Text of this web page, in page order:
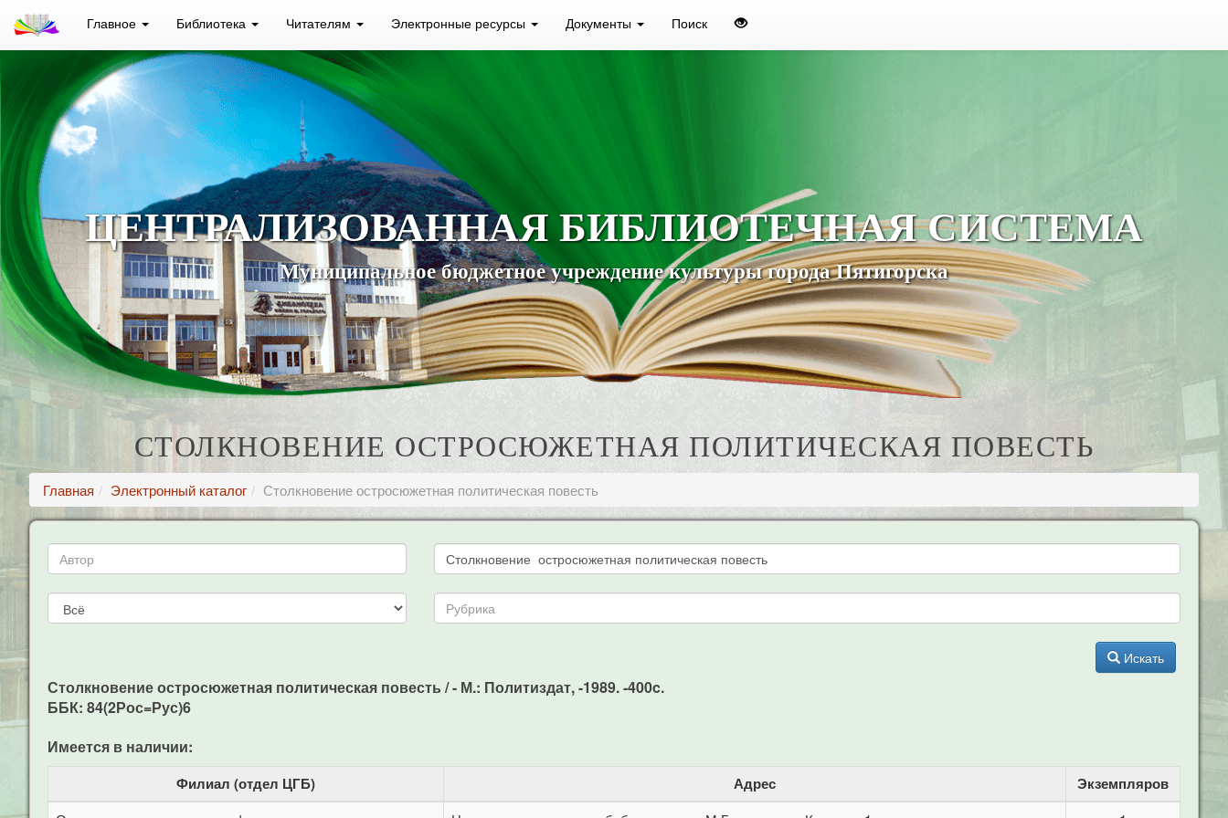
Главное Библиотека Читателям Электронные ресурсы Документы Поиск
ЦЕНТРАЛИЗОВАННАЯ БИБЛИОТЕЧНАЯ СИСТЕМА
Муниципальное бюджетное учреждение культуры города Пятигорска
СТОЛКНОВЕНИЕ ОСТРОСЮЖЕТНАЯ ПОЛИТИЧЕСКАЯ ПОВЕСТЬ
Главная Электронный каталог Столкновение остросюжетная политическая повесть
Искать
Столкновение остросюжетная политическая повесть / - М.: Политиздат, -1989. -400c.
ББК: 84(2Рос=Рус)6
Имеется в наличии:
Филиал (отдел ЦГБ) Адрес Экземпляров